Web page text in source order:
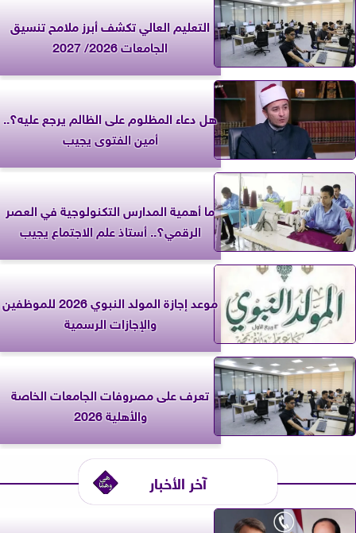
التعليم العالي تكشف أبرز ملامح تنسيق
الجامعات 2026/ 2027
هل دعاء المظلوم على الظالم يرجع عليه؟..
أمين الفتوى يجيب
ما أهمية المدارس التكنولوجية في العصر
الرقمي؟.. أستاذ علم الاجتماع يجيب
موعد إجازة المولد النبوي 2026 للموظفين
والإجازات الرسمية
تعرف على مصروفات الجامعات الخاصة
والأهلية 2026
آخر الأخبار